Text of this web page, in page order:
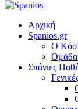
Αρχική
Spanios.gr
Ο
Ομάδα
Σπάνιες